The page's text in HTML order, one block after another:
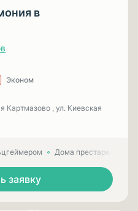
в
Эконом
Картмазово , ул. Киевская
Дома престарелых
заявку